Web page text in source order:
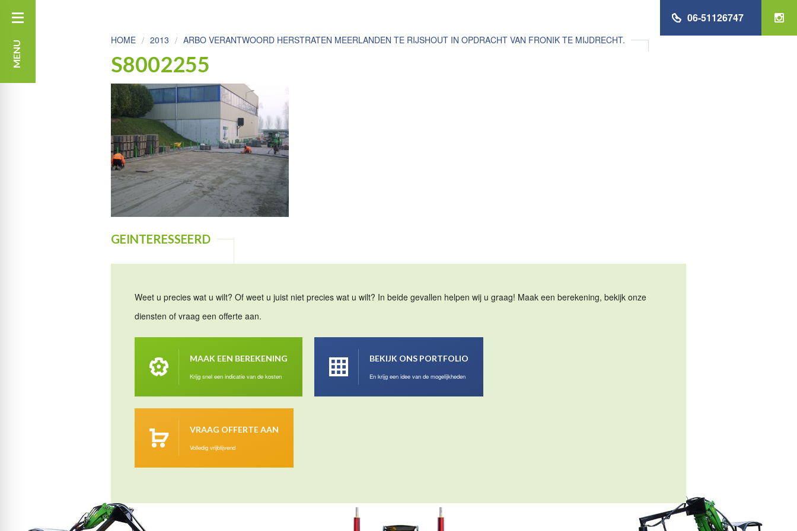
MENU
06-51126747
HOME 2013 ARBO VERANTWOORD HERSTRATEN MEERLANDEN TE RIJSHOUT IN OPDRACHT VAN FRONIK TE MIJDRECHT.
S8002255
GEINTERESSEERD
Weet u precies wat u wilt? Of weet u juist niet precies wat u wilt? In beide gevallen helpen wij u graag! Maak een berekening, bekijk onze
diensten of vraag een offerte aan.
MAAK EEN BEREKENING
Krijg snel een indicatie van de kosten
BEKIJK ONS PORTFOLIO
En krijg een idee van de mogelijkheden
VRAAG OFFERTE AAN
Volledig vrijblijvend